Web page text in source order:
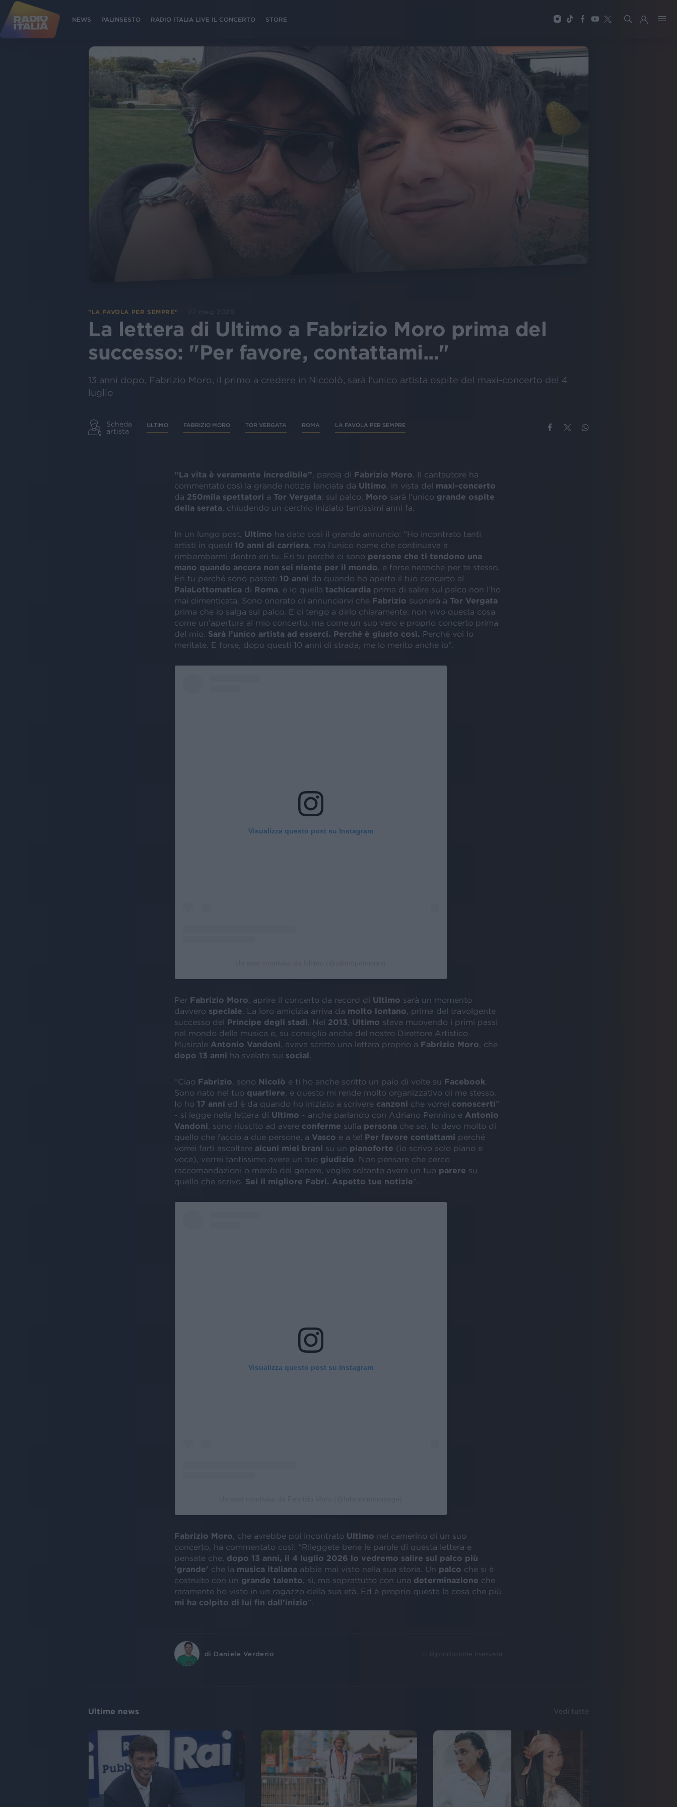
NEWS PALINSESTO RADIO ITALIA LIVE IL CONCERTO STORE
"LA FAVOLA PER SEMPRE" 27 mag 2026
La lettera di Ultimo a Fabrizio Moro prima del
successo: "Per favore, contattami..."
13 anni dopo, Fabrizio Moro, il primo a credere in Niccolò, sarà l'unico artista ospite del maxi-concerto del 4
luglio
Scheda
artista
ULTIMO FABRIZIO MORO TOR VERGATA ROMA LA FAVOLA PER SEMPRE
“La vita è veramente incredibile” , parola di Fabrizio Moro . Il cantautore ha
commentato così la grande notizia lanciata da Ultimo , in vista del maxi-concerto
da 250mila spettatori a Tor Vergata: sul palco, Moro sarà l'unico grande ospite
della serata , chiudendo un cerchio iniziato tantissimi anni fa.
In un lungo post, Ultimo ha dato così il grande annuncio: “Ho incontrato tanti
artisti in questi 10 anni di carriera , ma l’unico nome che continuava a
rimbombarmi dentro eri tu. Eri tu perché ci sono persone che ti tendono una
mano quando ancora non sei niente per il mondo , e forse neanche per te stesso.
Eri tu perché sono passati 10 anni da quando ho aperto il tuo concerto al
PalaLottomatica di Roma , e io quella tachicardia prima di salire sul palco non l’ho
mai dimenticata. Sono onorato di annunciarvi che Fabrizio suonerà a Tor Vergata
prima che io salga sul palco. E ci tengo a dirlo chiaramente: non vivo questa cosa
come un’apertura al mio concerto, ma come un suo vero e proprio concerto prima
del mio.
Sarà l’unico artista ad esserci. Perché è giusto così. Perché voi lo
meritate. E forse, dopo questi 10 anni di strada, me lo merito anche io”.
Visualizza questo post su Instagram
Per Fabrizio Moro , aprire il concerto da record di Ultimo sarà un momento
davvero speciale . La loro amicizia arriva da molto lontano , prima del travolgente
successo del Principe degli stadi . Nel 2013 Ultimo stava muovendo i primi passi
nel mondo della musica e, su consiglio anche del nostro Direttore Artistico
Musicale Antonio Vandoni , aveva scritto una lettera proprio a Fabrizio Moro , che
dopo 13 anni ha svelato sui social
“Ciao Fabrizio , sono Nicolò e ti ho anche scritto un paio di volte su Facebook
Sono nato nel tuo quartiere , e questo mi rende molto organizzativo di me stesso.
Io ho 17 anni ed è da quando ho iniziato a scrivere canzoni che vorrei conoscerti”
- si legge nella lettera di Ultimo - anche parlando con Adriano Pennino e Antonio
Vandoni , sono riuscito ad avere conferme sulla persona che sei. Io devo molto di
quello che faccio a due persone, a Vasco e a te! Per favore contattami perché
vorrei farti ascoltare alcuni miei brani su un pianoforte (io scrivo solo piano e
voce), vorrei tantissimo avere un tuo giudizio . Non pensare che cerco
raccomandazioni o merda del genere, voglio soltanto avere un tuo parere su
quello che scrivo.
Sei il migliore Fabri. Aspetto tue notizie”.
Visualizza questo post su Instagram
Fabrizio Moro , che avrebbe poi incontrato Ultimo nel camerino di un suo
concerto, ha commentato così: “Rileggete bene le parole di questa lettera e
pensate che, dopo 13 anni, il 4 luglio 2026 lo vedremo salire sul palco più
'grande' che la musica italiana abbia mai visto nella sua storia. Un palco che si è
costruito con un grande talento , sì, ma soprattutto con una determinazione che
raramente ho visto in un ragazzo della sua età. Ed è proprio questa la cosa che più
mi ha colpito di lui fin dall’inizio”.
di Daniele Verderio © Riproduzione riservata
Ultime news Vedi tutte